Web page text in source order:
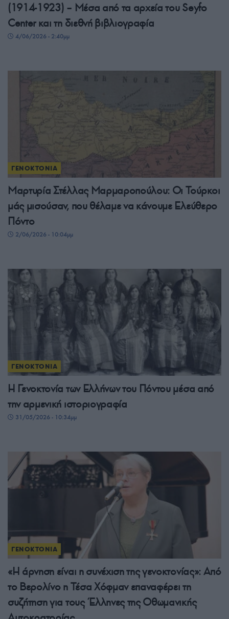
(1914-1923) – Μέσα από τα αρχεία του Seyfo
Center και τη διεθνή βιβλιογραφία
4/06/2026 - 2:40μμ
ΓΕΝΟΚΤΟΝΙΑ
Μαρτυρία Στέλλας Μαρμαροπούλου: Οι Τούρκοι
μάς μισούσαν, που θέλαμε να κάνουμε Ελεύθερο
Πόντο
2/06/2026 - 10:04μμ
ΓΕΝΟΚΤΟΝΙΑ
Η Γενοκτονία των Ελλήνων του Πόντου μέσα από
την αρμενική ιστοριογραφία
31/05/2026 - 10:34μμ
ΓΕΝΟΚΤΟΝΙΑ
«Η άρνηση είναι η συνέχιση της γενοκτονίας»: Από
το Βερολίνο η Τέσα Χόφμαν επαναφέρει τη
συζήτηση για τους Έλληνες της Οθωμανικής